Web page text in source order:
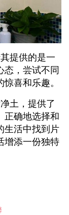
提供的是一
态，尝试不同
喜和乐趣。
土，提供了
正确地选择和
生活中找到片
增添一份独特